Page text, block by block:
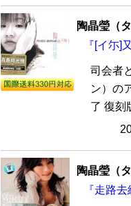
陶晶瑩（
『[イ尓]
司会者
ン）の
了 復刻
陶晶瑩（
『走路